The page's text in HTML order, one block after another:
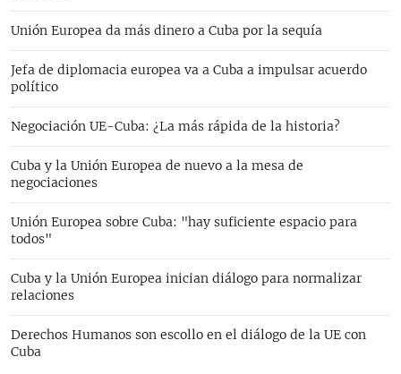
Unión Europea da más dinero a Cuba por la sequía
Jefa de diplomacia europea va a Cuba a impulsar acuerdo
político
Negociación UE-Cuba: ¿La más rápida de la historia?
Cuba y la Unión Europea de nuevo a la mesa de
negociaciones
Unión Europea sobre Cuba: "hay suficiente espacio para
todos"
Cuba y la Unión Europea inician diálogo para normalizar
relaciones
Derechos Humanos son escollo en el diálogo de la UE con
Cuba